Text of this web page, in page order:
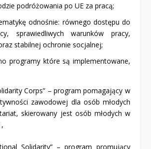
podróżowania po UE za pracą;
odnośnie: równego dostępu do
sprawiedliwych warunków pracy,
stabilnej ochronie socjalnej;
programy które są implementowane,
Corps” – program pomagający w
zawodowej dla osób młodych
skierowany jest osób młodych w
Solidarity” – program promujący